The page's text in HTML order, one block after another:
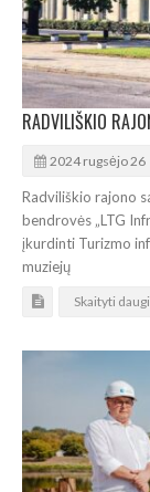
2024 rugsėjo 26
Radviliškio rajono
bendrovės „LTG
įkurdinti Turizmo
muziejų
Skaityti